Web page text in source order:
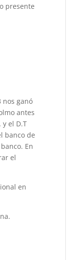
presente
ganó
antes
el D.T
banco de
En
el
en